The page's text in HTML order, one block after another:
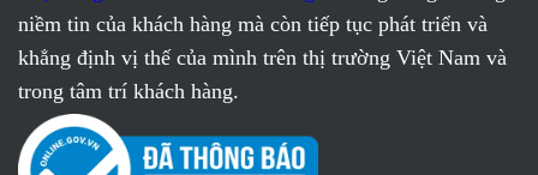
niềm tin của khách hàng mà còn tiếp tục phát triển và
khẳng định vị thế của mình trên thị trường Việt Nam và
trong tâm trí khách hàng.